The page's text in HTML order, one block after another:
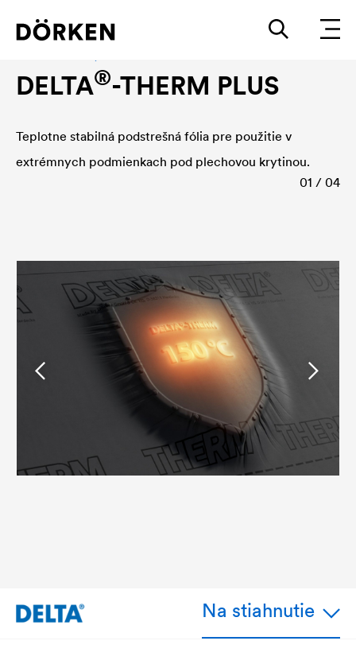
DELTA®-THERM PLUS
Teplotne stabilná podstrešná fólia pre použitie v
extrémnych podmienkach pod plechovou krytinou.
01 / 04
Na stiahnutie